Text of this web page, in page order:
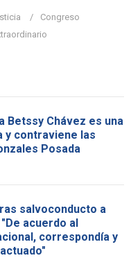
Congreso
Betssy Chávez es una
y contraviene las
Posada
salvoconducto a
acuerdo al
correspondía y